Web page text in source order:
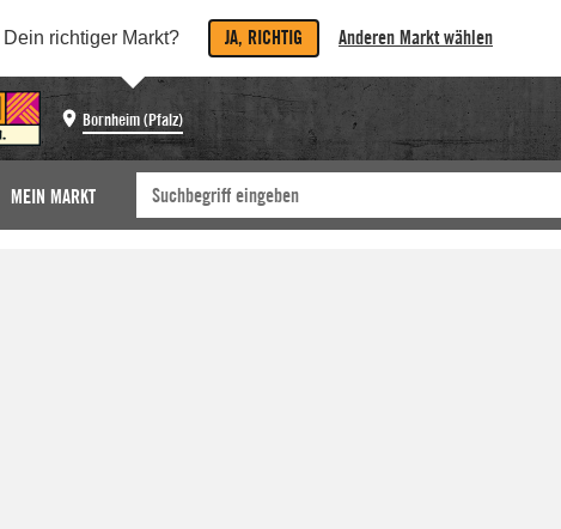
Dein richtiger Markt? JA, RICHTIG Anderen Markt wählen
Bornheim (Pfalz)
MEIN MARKT